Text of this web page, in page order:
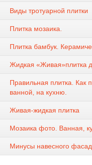
Виды тротуарной плитки
Плитка мозаика.
Плитка бамбук.
Жидкая «Живая»плитка
Правильная плитка. Как
ванной, на кухню.
Живая-жидкая плитка
Мозаика фото. Ванная,
Минусы навесного